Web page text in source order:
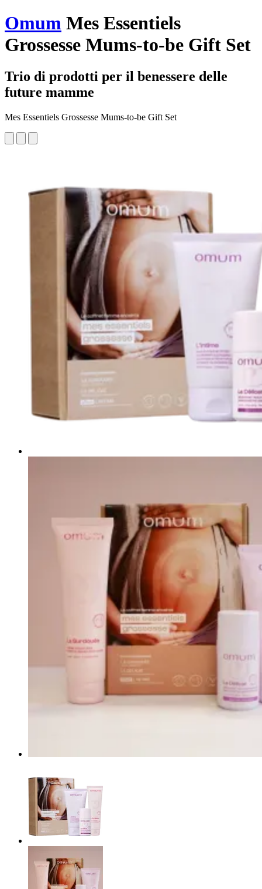
Omum Mes Essentiels
Grossesse Mums-to-be Gift Set
Trio di prodotti per il benessere delle
future mamme
Mes Essentiels Grossesse Mums-to-be Gift Set